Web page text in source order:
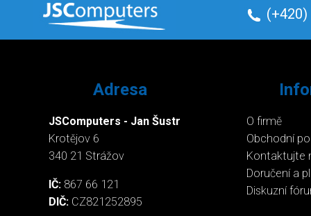
(+420)
Adresa
JSComputers - Jan Šustr
Krotějov 6
340 21 Strážov
IČ: 867 66 121
DIČ: CZ821252895
O firmě
Obchodní
Kontaktujte
Doručení a
Diskuzní